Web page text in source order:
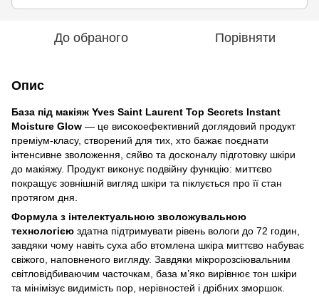
До обраного Порівняти
Опис
База під макіяж Yves Saint Laurent Top Secrets Instant
Moisture Glow — це високоефективний доглядовий продукт
преміум-класу, створений для тих, хто бажає поєднати
інтенсивне зволоження, сяйво та досконалу підготовку шкіри
до макіяжу. Продукт виконує подвійну функцію: миттєво
покращує зовнішній вигляд шкіри та піклується про її стан
протягом дня.
Формула з інтелектуальною зволожувальною
технологією здатна підтримувати рівень вологи до 72 годин,
завдяки чому навіть суха або втомлена шкіра миттєво набуває
свіжого, наповненого вигляду. Завдяки мікророзсіювальним
світловідбиваючим часточкам, база м’яко вирівнює тон шкіри
та мінімізує видимість пор, нерівностей і дрібних зморшок.
🌹
🌹